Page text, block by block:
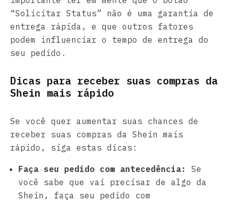
“Solicitar Status” não é uma garantia de
entrega rápida, e que outros fatores
podem influenciar o tempo de entrega do
seu pedido.
Dicas para receber suas compras da
Shein mais rápido
Se você quer aumentar suas chances de
receber suas compras da Shein mais
rápido, siga estas dicas:
Faça seu pedido com antecedência:
Se
você sabe que vai precisar de algo da
Shein, faça seu pedido com